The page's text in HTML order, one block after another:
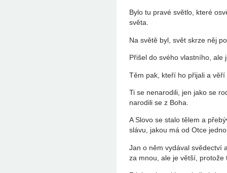
Bylo tu pravé světlo, které
světa.
Na světě byl, svět skrze něj
Přišel do svého vlastního, ale
Těm pak, kteří ho přijali a
Ti se nenarodili, jen jako se
narodili se z Boha.
A Slovo se stalo tělem a
slávu, jakou má od Otce
Jan o něm vydával svědectví
za mnou, ale je větší, protože